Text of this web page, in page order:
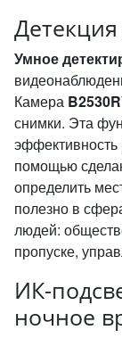
Умное
Камера
снимки. Эта
помощью
определить
полезно в
людей:
пропуске,
ИК-
ночное